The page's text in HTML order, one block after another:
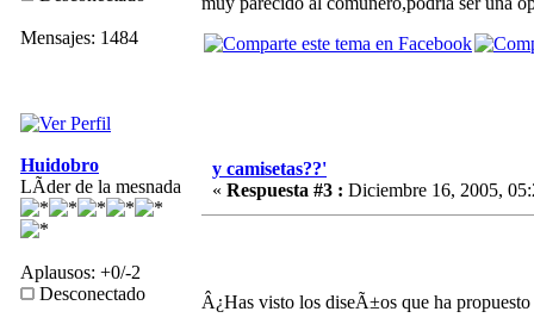
Mensajes: 1484
Huidobro
LÃ­der de la mesnada
Aplausos: +0/-2
Desconectado
y camisetas??'
« Respuesta #3 : Diciembre 16, 2005,
Â¿Has visto los diseÃ±os que ha